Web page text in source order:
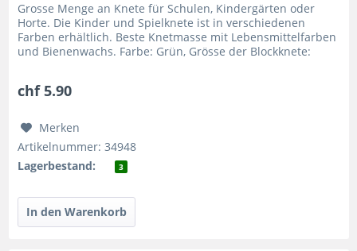
Grosse Menge an Knete für Schulen, Kindergärten oder
Horte. Die Kinder und Spielknete ist in verschiedenen
Farben erhältlich. Beste Knetmasse mit Lebensmittelfarben
und Bienenwachs. Farbe: Grün, Grösse der Blockknete:
chf 5.90
Merken
Artikelnummer: 34948
Lagerbestand:
3